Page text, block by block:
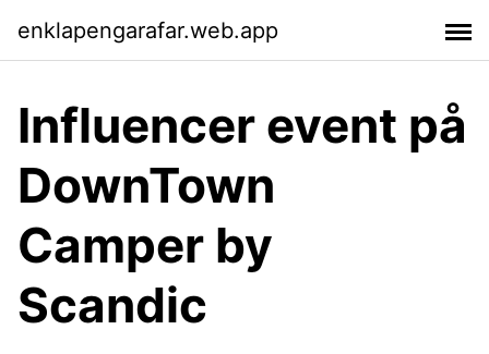
enklapengarafar.web.app
Influencer event på
DownTown
Camper by
Scandic